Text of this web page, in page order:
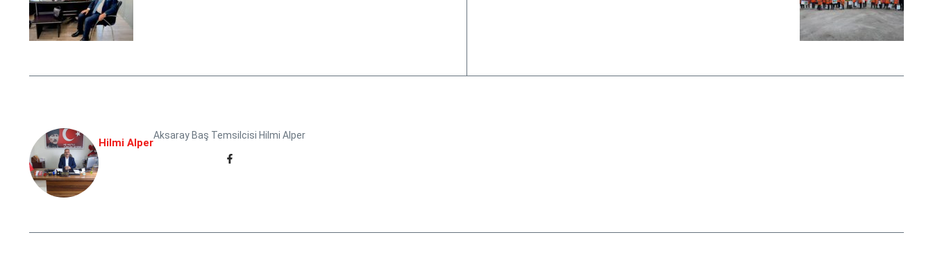
Hilmi Alper
Aksaray Baş Temsilcisi Hilmi Alper